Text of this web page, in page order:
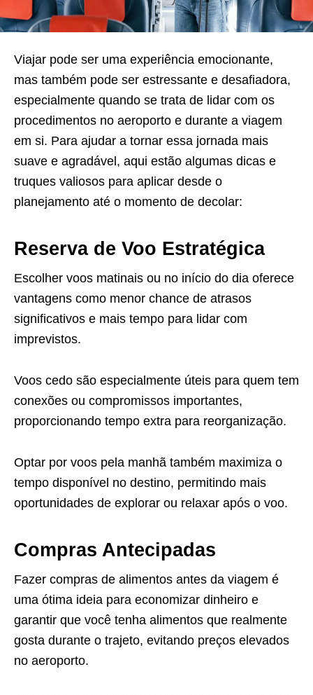
Viajar pode ser uma experiência emocionante,
mas também pode ser estressante e desafiadora,
especialmente quando se trata de lidar com os
procedimentos no aeroporto e durante a viagem
em si. Para ajudar a tornar essa jornada mais
suave e agradável, aqui estão algumas dicas e
truques valiosos para aplicar desde o
planejamento até o momento de decolar:
Reserva de Voo Estratégica
Escolher voos matinais ou no início do dia oferece
vantagens como menor chance de atrasos
significativos e mais tempo para lidar com
imprevistos.
Voos cedo são especialmente úteis para quem tem
conexões ou compromissos importantes,
proporcionando tempo extra para reorganização.
Optar por voos pela manhã também maximiza o
tempo disponível no destino, permitindo mais
oportunidades de explorar ou relaxar após o voo.
Compras Antecipadas
Fazer compras de alimentos antes da viagem é
uma ótima ideia para economizar dinheiro e
garantir que você tenha alimentos que realmente
gosta durante o trajeto, evitando preços elevados
no aeroporto.